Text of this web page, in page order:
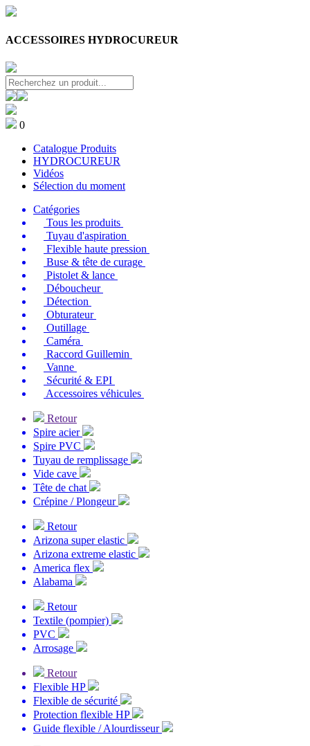
ACCESSOIRES HYDROCUREUR
0
Catalogue Produits
HYDROCUREUR
Vidéos
Sélection du moment
Catégories
Tous les produits
Tuyau d'aspiration
Flexible haute pression
Buse & tête de curage
Pistolet & lance
Déboucheur
Détection
Obturateur
Outillage
Caméra
Raccord Guillemin
Vanne
Sécurité & EPI
Accessoires véhicules
Retour
Spire acier
Spire PVC
Tuyau de remplissage
Vide cave
Tête de chat
Crépine / Plongeur
Retour
Arizona super elastic
Arizona extreme elastic
America flex
Alabama
Retour
Textile (pompier)
PVC
Arrosage
Retour
Flexible HP
Flexible de sécurité
Protection flexible HP
Guide flexible / Alourdisseur